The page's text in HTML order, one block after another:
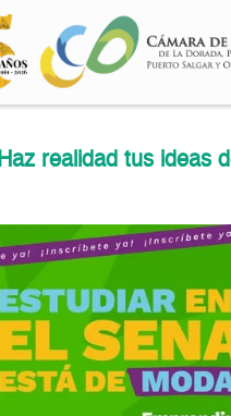
Haz realidad tus ideas